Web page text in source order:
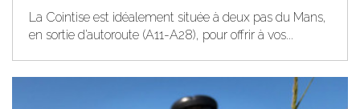
La Cointise est idéalement située à deux pas du Mans,
en sortie d’autoroute (A11-A28), pour offrir à vos...